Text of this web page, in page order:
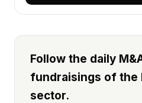
Follow the daily
fundraisings of the
sector.